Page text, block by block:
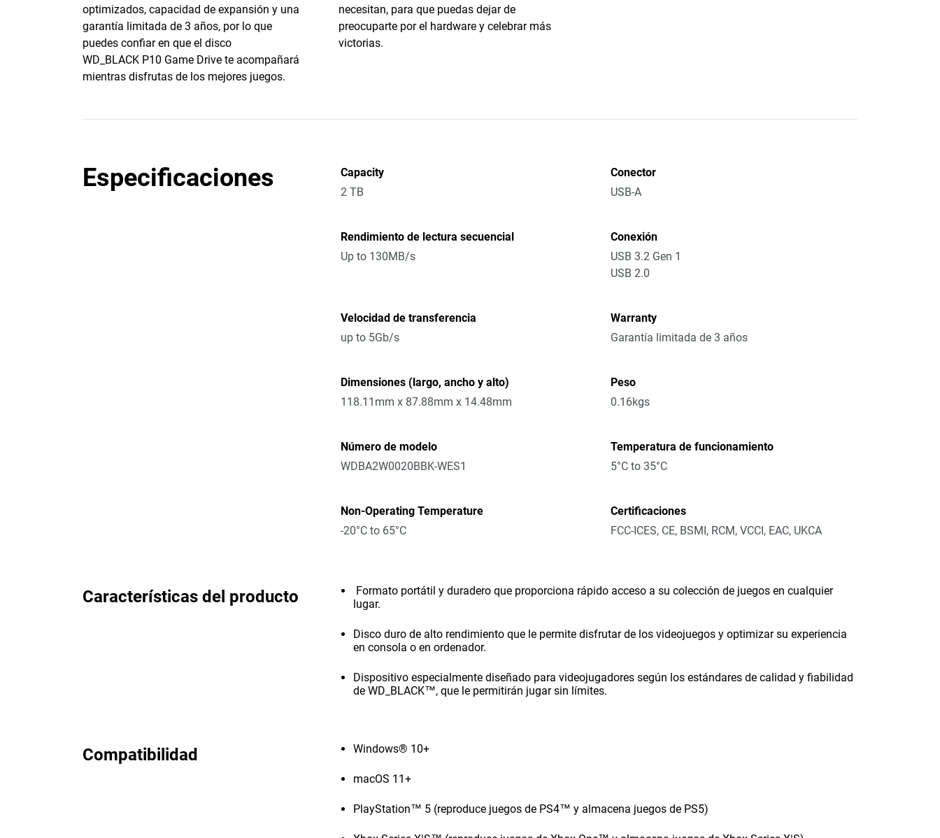
optimizados, capacidad de expansión y una
garantía limitada de 3 años, por lo que
puedes confiar en que el disco
WD_BLACK P10 Game Drive te acompañará
mientras disfrutas de los mejores juegos.
necesitan, para que puedas dejar de
preocuparte por el hardware y celebrar más
victorias.
Especificaciones
Capacity
2 TB
Conector
USB-A
Rendimiento de lectura secuencial
Up to 130MB/s
Conexión
USB 3.2 Gen 1
USB 2.0
Velocidad de transferencia
up to 5Gb/s
Warranty
Garantía limitada de 3 años
Dimensiones (largo, ancho y alto)
118.11mm x 87.88mm x 14.48mm
Peso
0.16kgs
Número de modelo
WDBA2W0020BBK-WES1
Temperatura de funcionamiento
5°C to 35°C
Non-Operating Temperature
-20°C to 65°C
Certificaciones
FCC-ICES, CE, BSMI, RCM, VCCI, EAC, UKCA
Características del producto
Formato portátil y duradero que proporciona rápido acceso a su colección de juegos en cualquier
lugar.
Disco duro de alto rendimiento que le permite disfrutar de los videojuegos y optimizar su experiencia
en consola o en ordenador.
Dispositivo especialmente diseñado para videojugadores según los estándares de calidad y fiabilidad
de WD_BLACK™, que le permitirán jugar sin límites.
Compatibilidad Windows® 10+
macOS 11+
PlayStation™ 5 (reproduce juegos de PS4™ y almacena juegos de PS5)